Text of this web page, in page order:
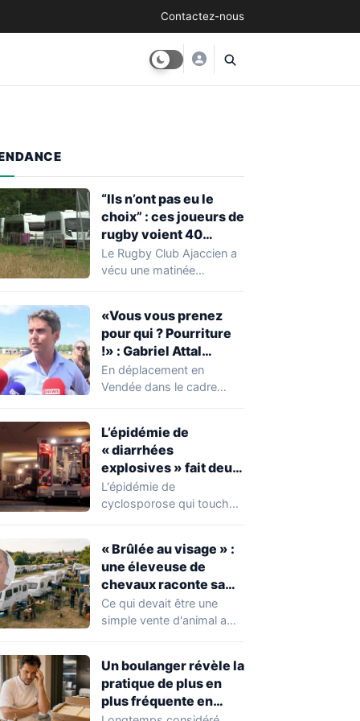
Contactez-nous
“Ils n’ont pas eu le
choix” : ces joueurs de
rugby voient 40
caravanes de gens du
voyage s’installer
heure
Le Rugby Club Ajaccien a
vécu une matinée
découverte d'une…
«Vous vous prenez
pour qui ? Pourriture
!» : Gabriel Attal
chahuté sur un
campement illégal
En déplacement en
Vendée dans le cadre
occupations…
L’épidémie de
« diarrhées
explosives » fait deux
premiers morts
L'épidémie de
cyclosporose qui touche
aggravation. Les autorités
sanitaires…
« Brûlée au visage » :
une éleveuse de
chevaux raconte sa
violente agression par
des gens du voyage
Ce qui devait être une
simple vente d'animal a
Un boulanger révèle la
pratique de plus en
plus fréquente en